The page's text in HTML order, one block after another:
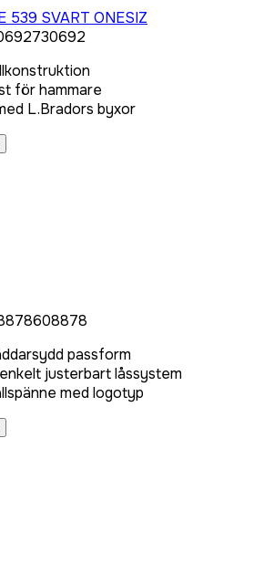
539 SVART ONESIZ
730692
för hammare
L.Bradors byxor
608878
passform
justerbart låssystem
med logotyp